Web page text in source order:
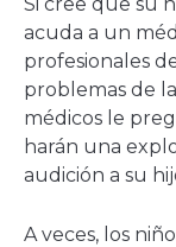
acuda a un
profesionales
problemas de
médicos le
harán una
audición a su
A veces, los